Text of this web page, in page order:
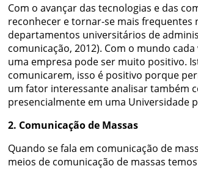
Com o avançar das tecnologias e das
reconhecer etornar-se mais frequentes
departamentos universitários de
comunicação, 2012). Com o mundo cada
uma empresa podeser muito positivo.
comunicarem, isso é positivo porque
um fator interessanteanalisartambém
presencialmente em uma Universidade
2. Comunicaçãode Massas
Quando sefala em comunicação de
meios de comunicação de massas temos